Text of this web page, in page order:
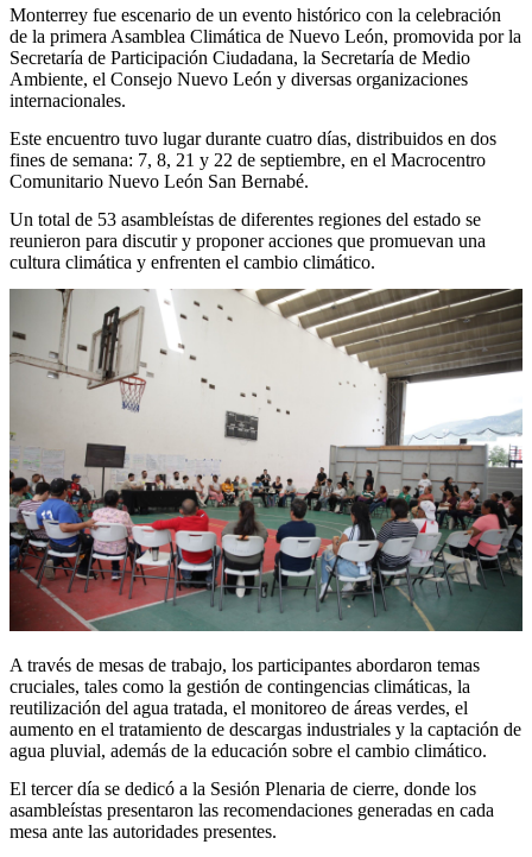
Monterrey fue escenario de un evento histórico con la celebración
de la primera Asamblea Climática de Nuevo León, promovida por la
Secretaría de Participación Ciudadana, la Secretaría de Medio
Ambiente, el Consejo Nuevo León y diversas organizaciones
internacionales.
Este encuentro tuvo lugar durante cuatro días, distribuidos en dos
fines de semana: 7, 8, 21 y 22 de septiembre, en el Macrocentro
Comunitario Nuevo León San Bernabé.
Un total de 53 asambleístas de diferentes regiones del estado se
reunieron para discutir y proponer acciones que promuevan una
cultura climática y enfrenten el cambio climático.
A través de mesas de trabajo, los participantes abordaron temas
cruciales, tales como la gestión de contingencias climáticas, la
reutilización del agua tratada, el monitoreo de áreas verdes, el
aumento en el tratamiento de descargas industriales y la captación de
agua pluvial, además de la educación sobre el cambio climático.
El tercer día se dedicó a la Sesión Plenaria de cierre, donde los
asambleístas presentaron las recomendaciones generadas en cada
mesa ante las autoridades presentes.